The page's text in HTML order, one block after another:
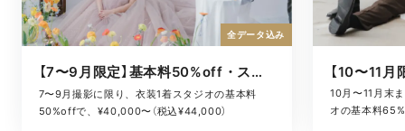
【7〜9月限定】基本料50%off・スタジオキャンペーン
7〜9月撮影に限り、衣装1着スタジオの基本料
50%offで、¥40,000〜（税込¥44,000）
全データ込み
10月〜11月末
オの基本料